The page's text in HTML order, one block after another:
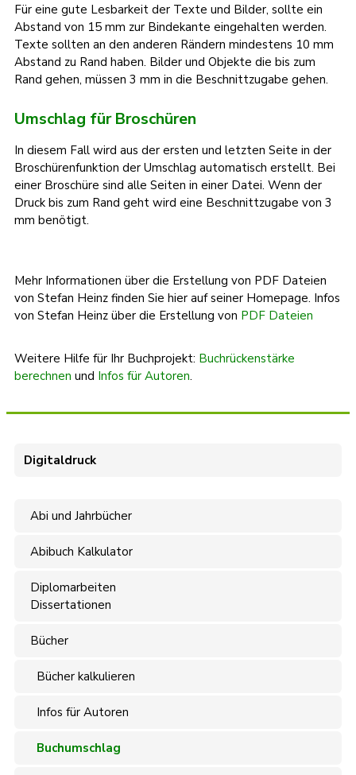
Digitaldruck
Abi und Jahrbücher
Abibuch Kalkulator
Diplomarbeiten
Dissertationen
Bücher
Bücher kalkulieren
Infos für Autoren
Buchumschlag
Für eine gute Lesbarkeit der Texte und Bilder, sollte ein
Abstand von 15 mm zur Bindekante eingehalten werden.
Texte sollten an den anderen Rändern mindestens 10 mm
Abstand zu Rand haben. Bilder und Objekte die bis zum
Rand gehen, müssen 3 mm in die Beschnittzugabe gehen.
Umschlag für Broschüren
In diesem Fall wird aus der ersten und letzten Seite in der
Broschürenfunktion der Umschlag automatisch erstellt. Bei
einer Broschüre sind alle Seiten in einer Datei. Wenn der
Druck bis zum Rand geht wird eine Beschnittzugabe von 3
mm benötigt.
Mehr Informationen über die Erstellung von PDF Dateien
von Stefan Heinz finden Sie hier auf seiner Homepage. Infos
von Stefan Heinz über die Erstellung von PDF Dateien
Weitere Hilfe für Ihr Buchprojekt: Buchrückenstärke
berechnen und Infos für Autoren.